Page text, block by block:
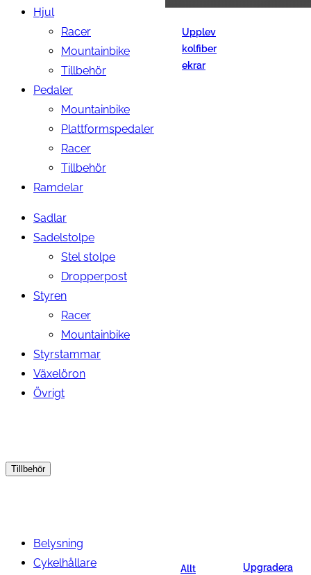
Hjul
Racer
Mountainbike
Tillbehör
Pedaler
Mountainbike
Plattformspedaler
Racer
Tillbehör
Ramdelar
Sadlar
Sadelstolpe
Stel stolpe
Dropperpost
Styren
Racer
Mountainbike
Styrstammar
Växelöron
Övrigt
Upplev
kolfiber
ekrar
Tillbehör
Belysning
Cykelhållare
Allt
Upgradera